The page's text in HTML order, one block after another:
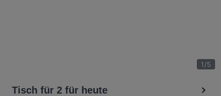
1/5
Tisch für 2 für heute